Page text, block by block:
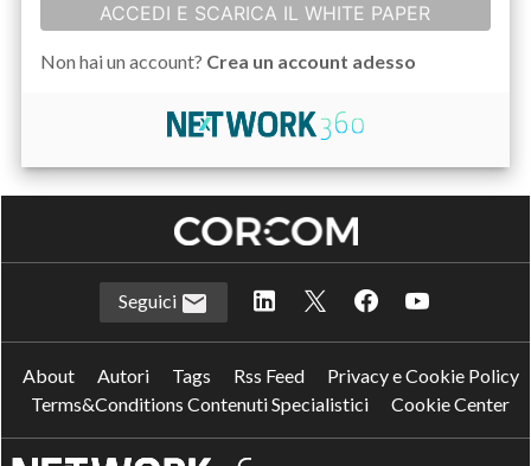
ACCEDI E SCARICA IL WHITE PAPER
Non hai un account? Crea un account adesso
Seguici
About Autori Tags Rss Feed
Privacy e Cookie Policy
Terms&Conditions Contenuti Specialistici
Cookie Center